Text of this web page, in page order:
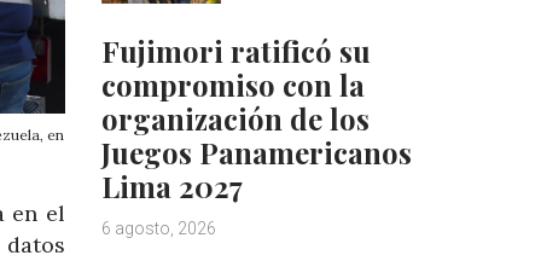
en
en el
Fujimori ratificó su
compromiso con la
organización de los
Juegos Panamericanos
Lima 2027
6 agosto, 2026